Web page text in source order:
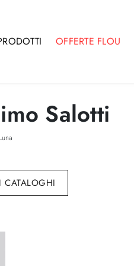
OFFERTE FLOU
Salotti
Luna
CATALOGHI